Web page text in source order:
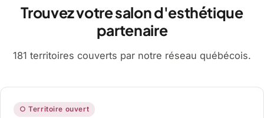
Trouvez votre salon d'esthétique
partenaire
181 territoires couverts par notre réseau québécois.
○ Territoire ouvert